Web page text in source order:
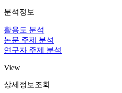
분석정보
활용도 분석
논문 주제 분석
연구자 주제 분석
View
상세정보조회